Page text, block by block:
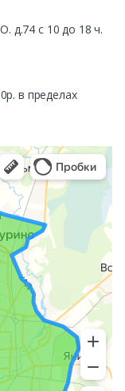
д.74 с 10 до 18 ч.
в пределах